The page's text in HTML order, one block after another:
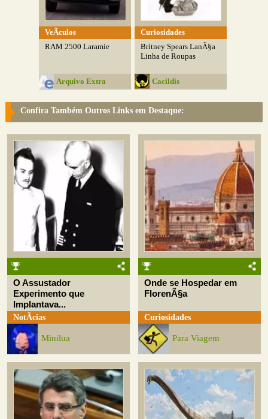
VeÃ­culos
RAM 2500 Laramie
Arquivo Extra
Curiosidades
Britney Spears LanÃ§a
Linha de Roupas
Cacildis
Confira Também Outros Links em Destaque:
O Assustador
Experimento que
Implantava...
NotÃ­cias
Minilua
Onde se Hospedar em
FlorenÃ§a
Curiosidades
Para Viagem